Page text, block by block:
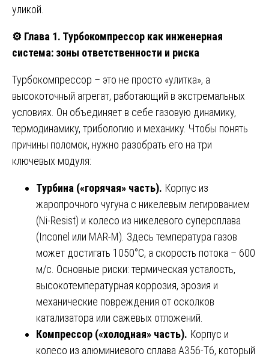
уликой.
⚙️ Глава 1. Турбокомпрессор как инженерная
система: зоны ответственности и риска
Турбокомпрессор – это не просто «улитка», а
высокоточный агрегат, работающий в экстремальных
условиях. Он объединяет в себе газовую динамику,
термодинамику, трибологию и механику. Чтобы понять
причины поломок, нужно разобрать его на три
ключевых модуля:
Турбина («горячая» часть). Корпус из
жаропрочного чугуна с никелевым легированием
(Ni-Resist) и колесо из никелевого суперсплава
(Inconel или MAR-M). Здесь температура газов
может достигать 1050°C, а скорость потока – 600
м/с. Основные риски: термическая усталость,
высокотемпературная коррозия, эрозия и
механические повреждения от осколков
катализатора или сажевых отложений.
Компрессор («холодная» часть). Корпус и
колесо из алюминиевого сплава A356-T6, который